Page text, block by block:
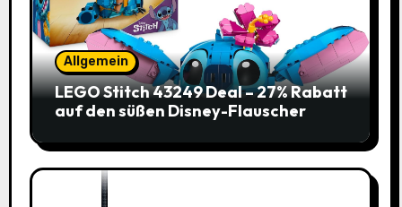
Allgemein
LEGO Stitch 43249 Deal – 27% Rabatt
auf den süßen Disney-Flauscher